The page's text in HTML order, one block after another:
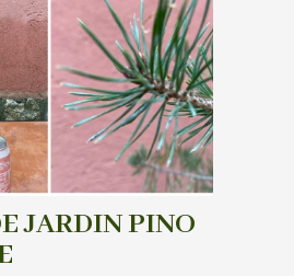
JARDIN PINO